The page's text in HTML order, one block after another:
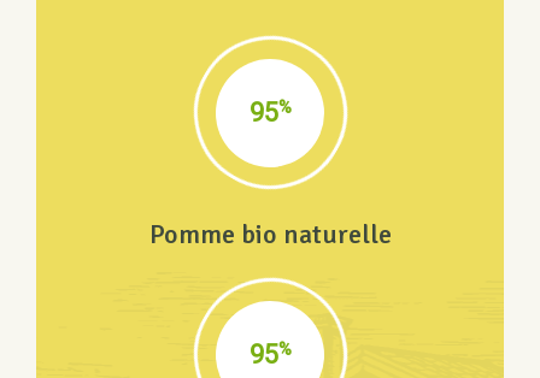
100%
Pomme bio naturelle
100%